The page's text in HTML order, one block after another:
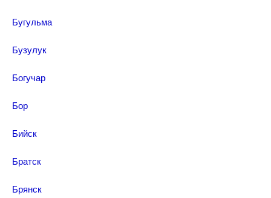
Бугульма
Бузулук
Богучар
Бор
Бийск
Братск
Брянск